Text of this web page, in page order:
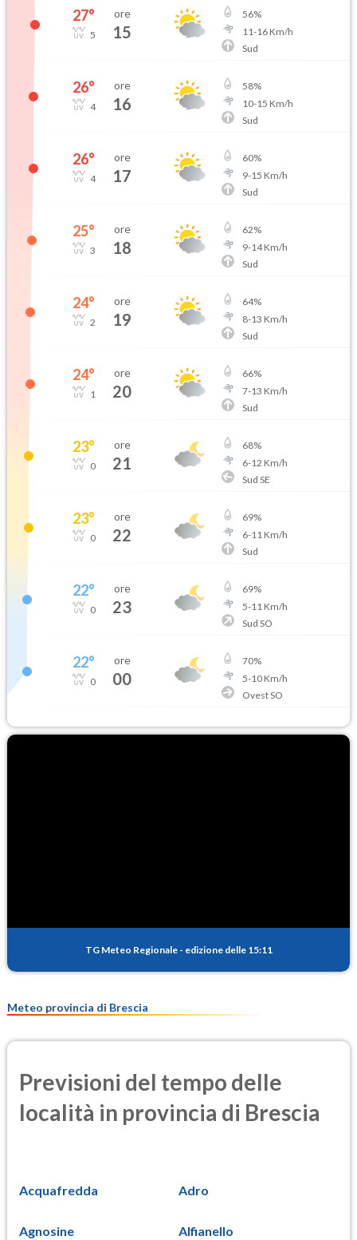
27°
5
ore
15
56%
11-16Km/h
Sud
26°
4
ore
16
58%
10-15 Km/h
Sud
26°
4
ore
17
60%
9-15 Km/h
Sud
25°
3
ore
18
62%
9-14Km/h
Sud
24°
2
ore
19
64%
8-13 Km/h
Sud
24°
1
ore
20
66%
7-13 Km/h
Sud
23°
0
ore
21
68%
6-12 Km/h
Sud SE
23°
0
ore
22
69%
6-11 Km/h
Sud
22°
0
ore
23
69%
5-11 Km/h
Sud SO
22°
0
ore
00
70%
5-10Km/h
Ovest SO
TG Meteo Regionale - edizione delle 15:11
Meteo provincia di Brescia
Previsioni del tempo delle
località in provincia di Brescia
Acquafredda Adro
Agnosine Alfianello